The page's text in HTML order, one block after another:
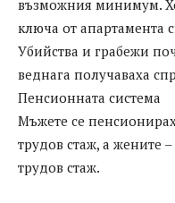
възможния минимум.
ключа от апартамента
Убийства и грабежи
веднага получаваха
Пенсионната система
Мъжете се
трудов стаж, а жените
трудов стаж.